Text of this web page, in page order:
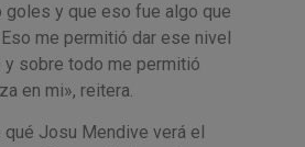
goles y que eso fue algo que
me permitió dar ese nivel
sobre todo me permitió
en mi», reitera.
qué Josu Mendive verá el